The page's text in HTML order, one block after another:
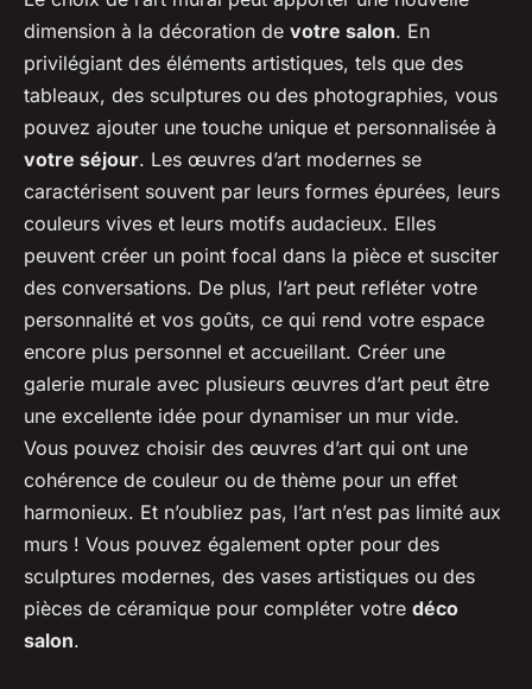
dimension à la décoration de votre salon. En
privilégiant des éléments artistiques, tels que des
tableaux, des sculptures ou des photographies, vous
pouvez ajouter une touche unique et personnalisée à
votre séjour. Les œuvres d’art modernes se
caractérisent souvent par leurs formes épurées, leurs
couleurs vives et leurs motifs audacieux. Elles
peuvent créer un point focal dans la pièce et susciter
des conversations. De plus, l’art peut refléter votre
personnalité et vos goûts, ce qui rend votre espace
encore plus personnel et accueillant. Créer une
galerie murale avec plusieurs œuvres d’art peut être
une excellente idée pour dynamiser un mur vide.
Vous pouvez choisir des œuvres d’art qui ont une
cohérence de couleur ou de thème pour un effet
harmonieux. Et n’oubliez pas, l’art n’est pas limité aux
murs ! Vous pouvez également opter pour des
sculptures modernes, des vases artistiques ou des
pièces de céramique pour compléter votre déco
salon.